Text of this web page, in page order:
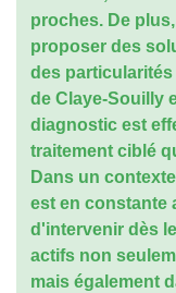
proches. De
proposer des
des
de Claye-Souilly
diagnostic est
traitement ciblé
Dans un
est en constante
d'intervenir dès
actifs non
mais également